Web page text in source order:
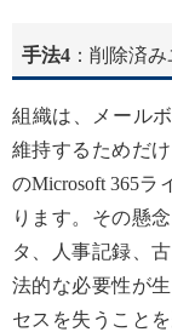
手法4 ：削除済
組織は、メール
維持するためだ
のMicrosoft 365
ります。その懸
タ、人事記録、
法的な必要性が
セスを失うこと